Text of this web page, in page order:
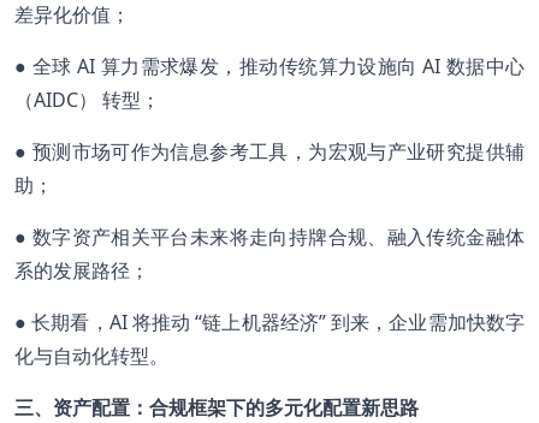
差异化价值；
● 全球 AI 算力需求爆发，推动传统算力设施向 AI 数据中心
（AIDC） 转型；
● 预测市场可作为信息参考工具，为宏观与产业研究提供辅
助；
● 数字资产相关平台未来将走向持牌合规、融入传统金融体
系的发展路径；
● 长期看，AI 将推动 “链上机器经济” 到来，企业需加快数字
化与自动化转型。
三、资产配置：合规框架下的多元化配置新思路